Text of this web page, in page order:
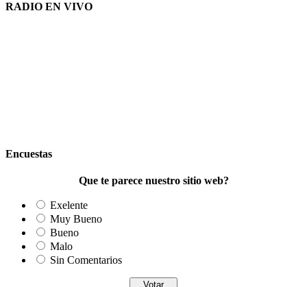
RADIO EN VIVO
Encuestas
Que te parece nuestro sitio web?
Exelente
Muy Bueno
Bueno
Malo
Sin Comentarios